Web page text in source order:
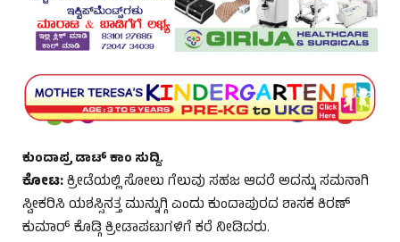
ಕುಂದಾಪ್ರ ಡಾಟ್‌ ಕಾಂ ಸುದ್ದಿ.
ಕೋಟ:ಕ್ರೀಡೆಯಲ್ಲಿ ಸೋಲು ಗೆಲುವು ಸಹಜ ಆದರೆ ಅದನ್ನು ಸಮನಾಗಿ
ಸ್ವೀಕರಿಸಿ ಯಶಸ್ಸಿನತ್ತ ಮುನ್ನುಗ್ಗಿ ಎಂದು ಕುಂದಾಪುರದ ಶಾಸಕ ಕಿರಣ್
ಕುಮಾರ್ ಕೊಡ್ಗಿ ಕ್ರೀಡಾಪಟುಗಳಿಗೆ ಕರೆ ನೀಡಿದರು.